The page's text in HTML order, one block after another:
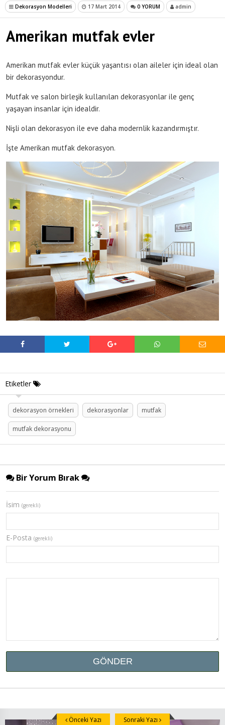
Dekorasyon Modelleri 17 Mart 2014 0 YORUM admin
Amerikan mutfak evler
Amerikan mutfak evler küçük yaşantısı olan aileler için ideal olan
bir dekorasyondur.
Mutfak ve salon birleşik kullanılan dekorasyonlar ile genç
yaşayan insanlar için idealdir.
Nişli olan dekorasyon ile eve daha modernlik kazandırmıştır.
İşte Amerikan mutfak dekorasyon.
Etiketler
dekorasyon örnekleri dekorasyonlar mutfak
mutfak dekorasyonu
Bir Yorum Bırak
İsim (gerekli)
E-Posta (gerekli)
Önceki Yazı Sonraki Yazı